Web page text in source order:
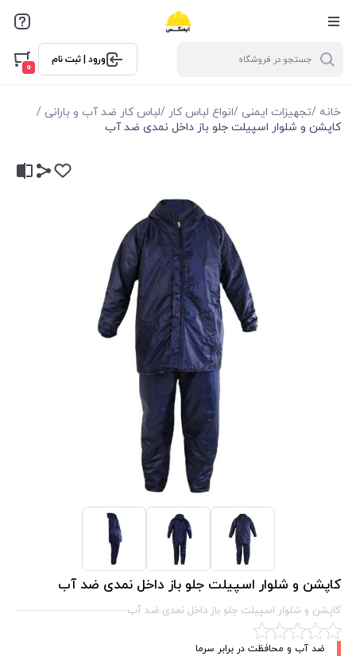
ورود | ثبت نام
0
خانه /تجهیزات ایمنی /انواع لباس کار /لباس کار ضد آب و بارانی /
کاپشن و شلوار اسپیلت جلو باز داخل نمدی ضد آب
کاپشن و شلوار اسپیلت جلو باز داخل نمدی ضد آب
کاپشن و شلوار اسپیلت جلو باز داخل نمدی ضد آب
ضد آب و محافظت در برابر سرما